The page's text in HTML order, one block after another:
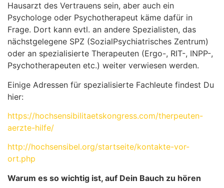
Hausarzt des Vertrauens sein, aber auch ein
Psychologe oder Psychotherapeut käme dafür in
Frage. Dort kann evtl. an andere Spezialisten, das
nächstgelegene SPZ (SozialPsychiatrisches Zentrum)
oder an spezialisierte Therapeuten (Ergo-, RIT-, INPP-,
Psychotherapeuten etc.) weiter verwiesen werden.
Einige Adressen für spezialisierte Fachleute findest Du
hier:
https://hochsensibilitaetskongress.com/therpeuten-
aerzte-hilfe/
http://hochsensibel.org/startseite/kontakte-vor-
ort.php
Warum es so wichtig ist, auf Dein Bauch zu hören